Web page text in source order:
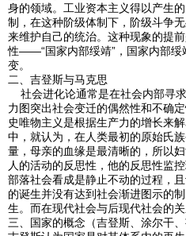
身的领域。工业资本主义得以产生
制，在这种阶级体制下，阶级斗争
来维护自己的统治。这种现象的提
性——“国家内部绥靖”，国家内部绥
变。
二、吉登斯与马克思
社会进化论通常是在社会内部寻求
力图突出社会变迁的偶然性和不确
史唯物主义是根据生产力的增长来
中，就认为，在人类最初的原始氏
量，母亲的血缘是最清晰的，所以
人的活动的反思性，他的反思性监
部落社会看成是静止不动的过程，
的诞生并没有达到社会渐进图示的
生。而在现代社会与后现代社会的
三、国家的概念（吉登斯、涂尔干